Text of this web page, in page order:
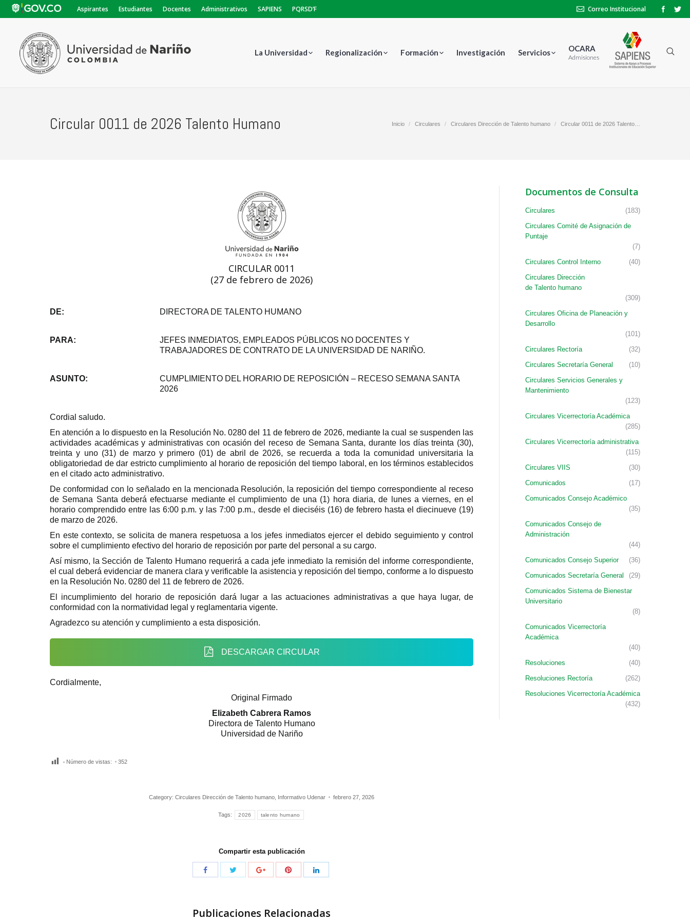
Aspirantes Estudiantes Docentes Administrativos SAPIENS PQRSD’F Correo Institucional
La Universidad Regionalización Formación Investigación Servicios OCARA
Admisiones
Circular 0011 de 2026 Talento Humano Inicio Circulares Circulares Dirección de Talento humano Circular 0011 de 2026 Talento…
CIRCULAR 0011
(27 de febrero de 2026)
DE: DIRECTORA DE TALENTO HUMANO
PARA:
JEFES INMEDIATOS, EMPLEADOS PÚBLICOS NO DOCENTES Y
TRABAJADORES DE CONTRATO DE LA UNIVERSIDAD DE NARIÑO.
ASUNTO:
CUMPLIMIENTO DEL HORARIO DE REPOSICIÓN – RECESO SEMANA SANTA
2026
Cordial saludo.
En atención a lo dispuesto en la Resolución No. 0280 del 11 de febrero de 2026, mediante la cual se suspenden las
actividades académicas y administrativas con ocasión del receso de Semana Santa, durante los días treinta (30),
treinta y uno (31) de marzo y primero (01) de abril de 2026, se recuerda a toda la comunidad universitaria la
obligatoriedad de dar estricto cumplimiento al horario de reposición del tiempo laboral, en los términos establecidos
en el citado acto administrativo.
De conformidad con lo señalado en la mencionada Resolución, la reposición del tiempo correspondiente al receso
de Semana Santa deberá efectuarse mediante el cumplimiento de una (1) hora diaria, de lunes a viernes, en el
horario comprendido entre las 6:00 p.m. y las 7:00 p.m., desde el dieciséis (16) de febrero hasta el diecinueve (19)
de marzo de 2026.
En este contexto, se solicita de manera respetuosa a los jefes inmediatos ejercer el debido seguimiento y control
sobre el cumplimiento efectivo del horario de reposición por parte del personal a su cargo.
Así mismo, la Sección de Talento Humano requerirá a cada jefe inmediato la remisión del informe correspondiente,
el cual deberá evidenciar de manera clara y verificable la asistencia y reposición del tiempo, conforme a lo dispuesto
en la Resolución No. 0280 del 11 de febrero de 2026.
El incumplimiento del horario de reposición dará lugar a las actuaciones administrativas a que haya lugar, de
conformidad con la normatividad legal y reglamentaria vigente.
Agradezco su atención y cumplimiento a esta disposición.
DESCARGAR CIRCULAR
Cordialmente,
Original Firmado
Elizabeth Cabrera Ramos
Directora de Talento Humano
Universidad de Nariño
Número de vistas: 352
Category: Circulares Dirección de Talento humano Informativo Udenar febrero 27, 2026
Tags: 2026 talento humano
Compartir esta publicación
Publicaciones Relacionadas
Documentos de Consulta
Circulares
(183)
Circulares Comité de Asignación de
Puntaje
(7)
Circulares Control Interno
(40)
Circulares Dirección
de Talento humano
(309)
Circulares Oficina de Planeación y
Desarrollo
(101)
Circulares Rectoría
(32)
Circulares Secretaría General
(10)
Circulares Servicios Generales y
Mantenimiento
(123)
Circulares Vicerrectoría Académica
(285)
Circulares Vicerrectoría administrativa
(115)
Circulares VIIS
(30)
Comunicados
(17)
Comunicados Consejo Académico
(35)
Comunicados Consejo de
Administración
(44)
Comunicados Consejo Superior
(36)
Comunicados Secretaría General
(29)
Comunicados Sistema de Bienestar
Universitario
(8)
Comunicados Vicerrectoría
Académica
(40)
Resoluciones
(40)
Resoluciones Rectoría
(262)
Resoluciones Vicerrectoría Académica
(432)